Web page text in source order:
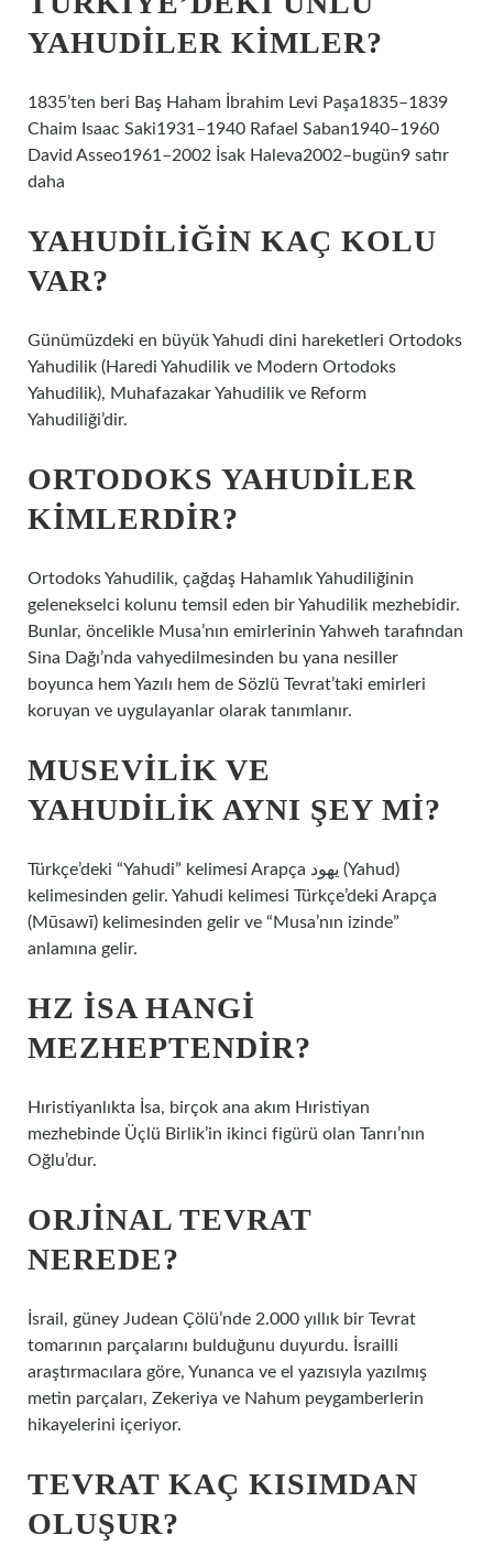
YAHUDILER KIMLER?
1835’ten beri Baş Haham İbrahim Levi Paşa1835–1839
Chaim Isaac Saki1931–1940 Rafael Saban1940–1960
David Asseo1961–2002 İsak Haleva2002–bugün9 satır
daha
YAHUDILIĞIN KAÇ KOLU
VAR?
Günümüzdeki en büyük Yahudi dini hareketleri Ortodoks
Yahudilik (Haredi Yahudilik ve Modern Ortodoks
Yahudilik), Muhafazakar Yahudilik ve Reform
Yahudiliği’dir.
ORTODOKS YAHUDILER
KIMLERDIR?
Ortodoks Yahudilik, çağdaş Hahamlık Yahudiliğinin
gelenekselci kolunu temsil eden bir Yahudilik mezhebidir.
Bunlar, öncelikle Musa’nın emirlerinin Yahweh tarafından
Sina Dağı’nda vahyedilmesinden bu yana nesiller
boyunca hem Yazılı hem de Sözlü Tevrat’taki emirleri
koruyan ve uygulayanlar olarak tanımlanır.
MUSEVILIK VE
YAHUDILIK AYNI ŞEY MI?
Türkçe’deki “Yahudi” kelimesi Arapça يهود (Yahud)
kelimesinden gelir. Yahudi kelimesi Türkçe’deki Arapça
(Mūsawī) kelimesinden gelir ve “Musa’nın izinde”
anlamına gelir.
HZ İSA HANGI
MEZHEPTENDIR?
Hıristiyanlıkta İsa, birçok ana akım Hıristiyan
mezhebinde Üçlü Birlik’in ikinci figürü olan Tanrı’nın
Oğlu’dur.
ORJINAL TEVRAT
NEREDE?
İsrail, güney Judean Çölü’nde 2.000 yıllık bir Tevrat
tomarının parçalarını bulduğunu duyurdu. İsrailli
araştırmacılara göre, Yunanca ve el yazısıyla yazılmış
metin parçaları, Zekeriya ve Nahum peygamberlerin
hikayelerini içeriyor.
TEVRAT KAÇ KISIMDAN
OLUŞUR?